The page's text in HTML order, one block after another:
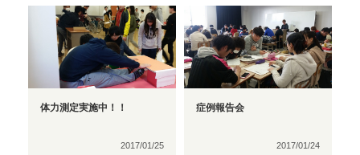
体力測定実施中！！
2017/01/25
症例報告会
2017/01/24